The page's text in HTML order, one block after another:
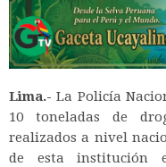
Lima.- La Policía
10 toneladas de
realizados a nivel
de esta institución